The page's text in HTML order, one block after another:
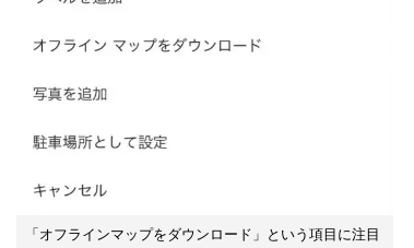
「オフラインマップをダウンロード」という項目に注目